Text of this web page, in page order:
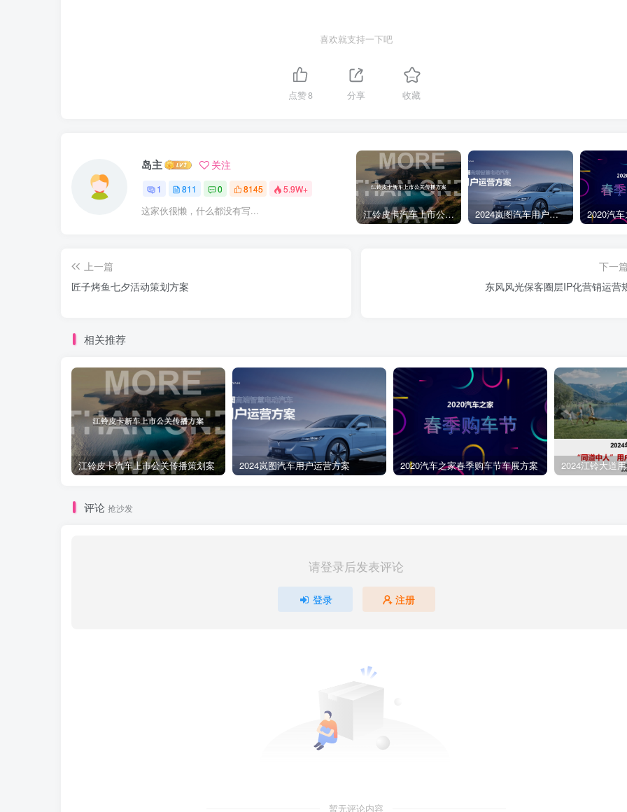
泛滥。标底线第一品牌上新营销思考项目策略洞察针对当前市场格局，VIDDA上新营销关键：先找对再加速锚定竞品引领V I DDA:好产品
入局生长产品生命周期图场需求极米、坚果当贝等竞品锚定紧随VIDDA新品上市筹备期发展时间产品研发-预上市期产品上市期产品成长期
产品成熟期产品焕新期关键对快拓占新策略赛道对，人群对，场景对快速渗透，快速转化拓赛道，拓人群市占提升&消费提额产品创新，
比入门之选6k元档位激光投影仪争锋“智能投影画质标杆”“便携式移动影院”“沉浸式氛围感神器”
喜欢就支持一下吧
点赞8 分享 收藏
岛主 关注
1 811 0 8145 5.9W+
这家伙很懒，什么都没有写... 江铃皮卡汽车上市公关传播策划案 2024岚图汽车用户运营方案
上一篇
匠子烤鱼七夕活动策划方案
下一篇
东风风光保客圈层IP化营销运营
相关推荐
江铃皮卡汽车上市公关传播策划案 2024岚图汽车用户运营方案 2020汽车之家春季购车节车展方案 2024江铃大道
评论 抢沙发
请登录后发表评论
登录 注册
暂无评论内容